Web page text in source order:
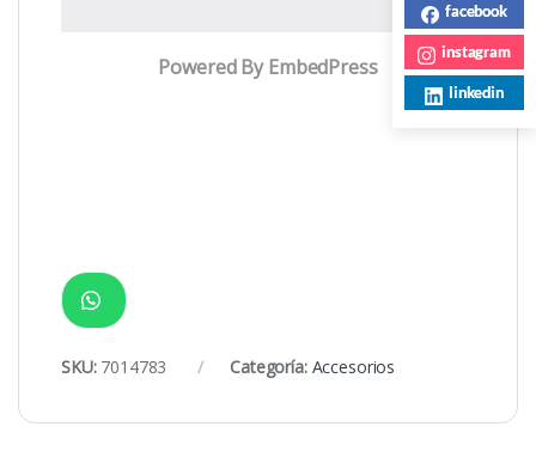
Powered By EmbedPress
SKU: 7014783 Categoría: Accesorios
facebook
instagram
linkedin